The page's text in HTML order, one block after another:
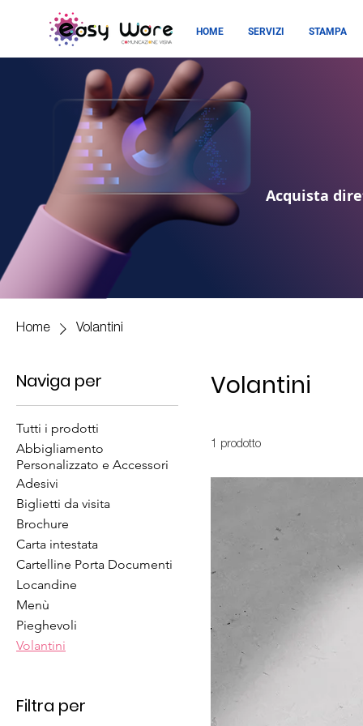
HOME SERVIZI STAMPA
Acquista
Home Volantini
Naviga per
Tutti i prodotti
Abbigliamento
Personalizzato e Accessori
Adesivi
Biglietti da visita
Brochure
Carta intestata
Cartelline Porta Documenti
Locandine
Menù
Pieghevoli
Volantini
Filtra per
Volantini
1 prodotto